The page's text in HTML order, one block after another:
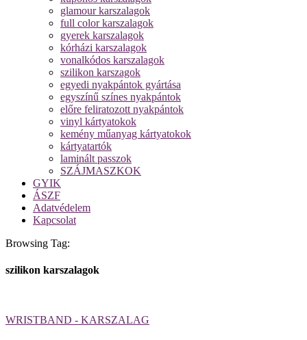
glamour karszalagok
full color karszalagok
gyerek karszalagok
kórházi karszalagok
vonalkódos karszalagok
szilikon karszagok
egyedi nyakpántok gyártása
egyszínű színes nyakpántok
előre feliratozott nyakpántok
vinyl kártyatokok
kemény műanyag kártyatokok
kártyatartók
laminált passzok
SZÁJMASZKOK
GYIK
ÁSZF
Adatvédelem
Kapcsolat
Browsing Tag:
szilikon karszalagok
WRISTBAND - KARSZALAG